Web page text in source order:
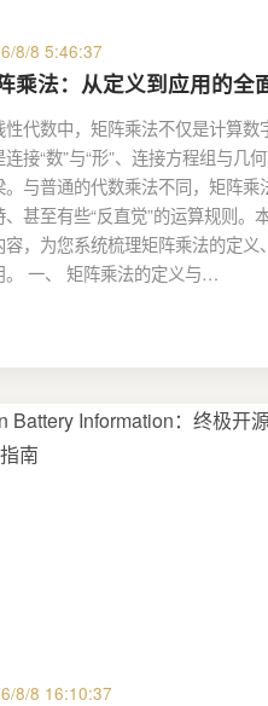
8/8 5:46:37
乘法：从定义到应用的全
性代数中，矩阵乘法不仅是计算数
连接“数”与“形”、连接方程组与几
。与普通的代数乘法不同，矩阵乘
、甚至有些“反直觉”的运算规则。
容，为您系统梳理矩阵乘法的定义
。 一、 矩阵乘法的定义与…
8/8 16:10:37